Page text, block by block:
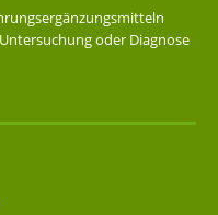
oder Diagnose